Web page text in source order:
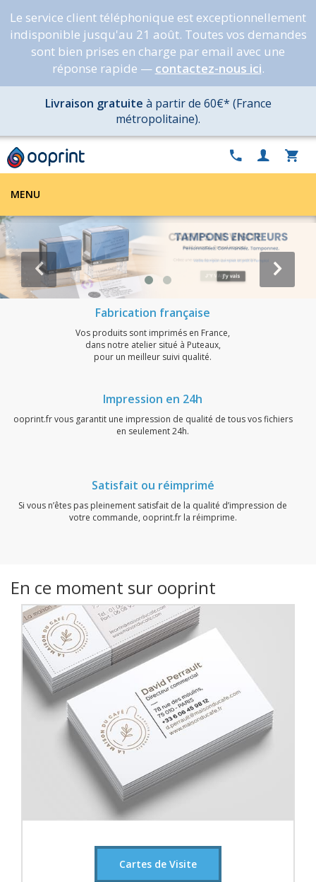
Le service client téléphonique est exceptionnellement
indisponible jusqu'au 21 août. Toutes vos demandes
sont bien prises en charge par email avec une
réponse rapide — contactez-nous ici.
Livraison gratuite à partir de 60€* (France
métropolitaine).
MENU
Fabrication française
Vos produits sont imprimés en France,
dans notre atelier situé à Puteaux,
pour un meilleur suivi qualité.
Impression en 24h
ooprint.fr vous garantit une impression de qualité de tous vos fichiers
en seulement 24h.
Satisfait ou réimprimé
Si vous n’êtes pas pleinement satisfait de la qualité d’impression de
votre commande, ooprint.fr la réimprime.
En ce moment sur ooprint
Cartes de Visite